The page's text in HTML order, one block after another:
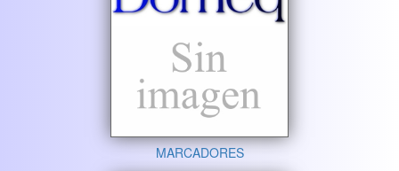
MARCADORES